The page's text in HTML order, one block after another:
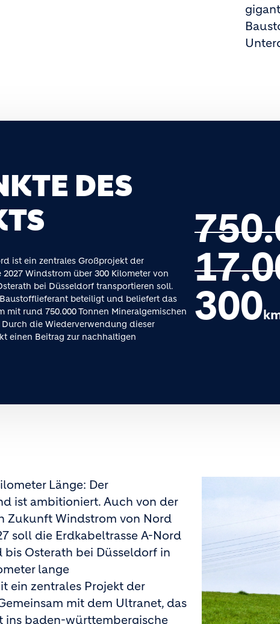
DES
ist ein zentrales Großprojekt der
Windstrom über 300 Kilometer von
bei Düsseldorf transportieren soll.
beteiligt und beliefert das
mit rund 750.000 Tonnen Mineralgemischen
die Wiederverwendung dieser
einen Beitrag zur nachhaltigen
300
Länge: Der
ist ambitioniert. Auch von der
Zukunft Windstrom von Nord
soll die Erdkabeltrasse A-Nord
Osterath bei Düsseldorf in
lange
ein zentrales Projekt der
mit dem Ultranet, das
ins baden-württembergische